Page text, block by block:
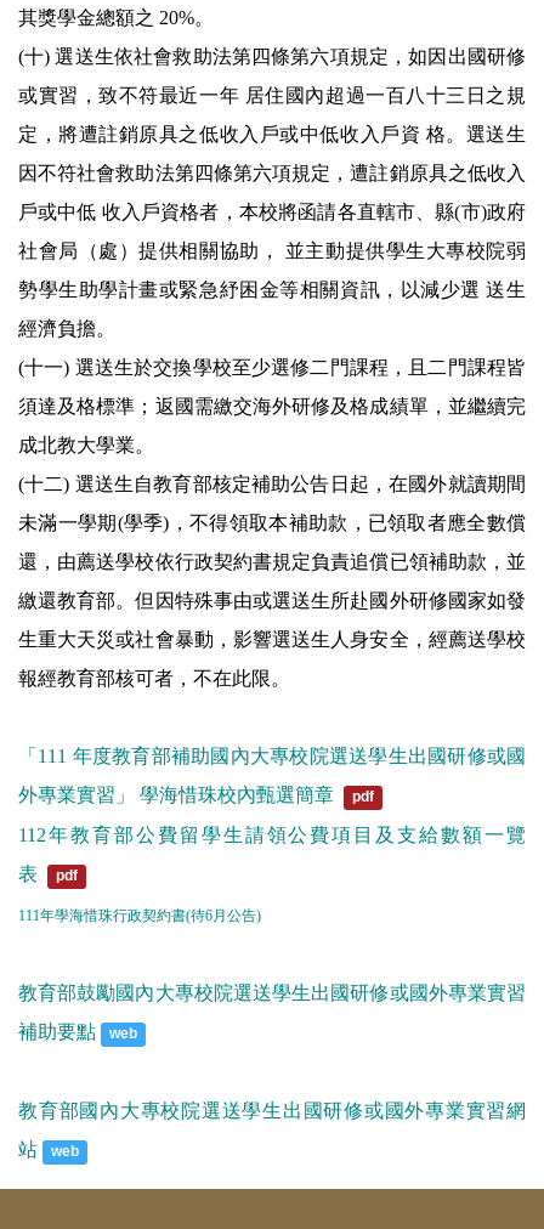
其獎學金總額之 20%。
(十) 選送生依社會救助法第四條第六項規定，如因出國研修
或實習，致不符最近一年 居住國內超過一百八十三日之規
定，將遭註銷原具之低收入戶或中低收入戶資 格。選送生
因不符社會救助法第四條第六項規定，遭註銷原具之低收入
戶或中低 收入戶資格者，本校將函請各直轄市、縣(市)政府
社會局（處）提供相關協助， 並主動提供學生大專校院弱
勢學生助學計畫或緊急紓困金等相關資訊，以減少選 送生
經濟負擔。
(十一) 選送生於交換學校至少選修二門課程，且二門課程皆
須達及格標準；返國需繳交海外研修及格成績單，並繼續完
成北教大學業。
(十二) 選送生自教育部核定補助公告日起，在國外就讀期間
未滿一學期(學季)，不得領取本補助款，已領取者應全數償
還，由薦送學校依行政契約書規定負責追償已領補助款，並
繳還教育部。但因特殊事由或選送生所赴國外研修國家如發
生重大天災或社會暴動，影響選送生人身安全，經薦送學校
報經教育部核可者，不在此限。
「111 年度教育部補助國內大專校院選送學生出國研修或國
外專業實習」 學海惜珠校內甄選簡章
pdf
112年教育部公費留學生請領公費項目及支給數額一覽
表
pdf
111年學海惜珠行政契約書(待6月公告)
教育部鼓勵國內大專校院選送學生出國研修或國外專業實習
補助要點
web
教育部國內大專校院選送學生出國研修或國外專業實習網
站
web